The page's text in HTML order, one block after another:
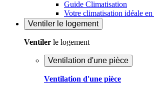
Guide Climatisation
Votre climatisation idéale
Ventiler le logement
Ventiler le logement
Ventilation d'une pièce
Ventilation d'une pièce